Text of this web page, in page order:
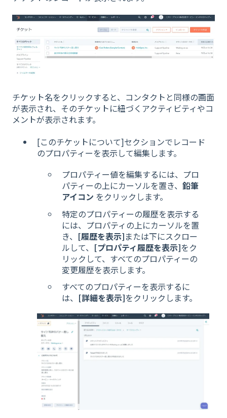
チケット名をクリックすると、コンタクトと同様の画面
が表示され、そのチケットに紐づくアクティビティやコ
メントが表示されます。
[このチケットについて]セクションでレコード
のプロパティーを表示して編集します。
プロパティー値を編集するには、プロ
パティーの上にカーソルを置き、 鉛筆
アイコン をクリックします。
特定のプロパティーの履歴を表示する
には、プロパティの上にカーソルを置
き、 [履歴を表示]または下にスクロー
ルして、 [プロパティ履歴を表示]をク
リックして、すべてのプロパティーの
変更履歴を表示します。
すべてのプロパティーを表示するに
は、 [詳細を表示]をクリックします。